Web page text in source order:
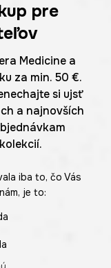
pre
Medicine a
za min. 50 €.
si ujsť
a najnovších
iba to, čo Vás
je to: